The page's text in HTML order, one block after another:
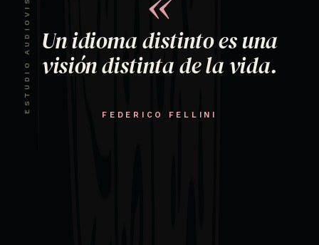
Un idioma distinto es una
visión distinta de la vida.
FEDERICO FELLINI